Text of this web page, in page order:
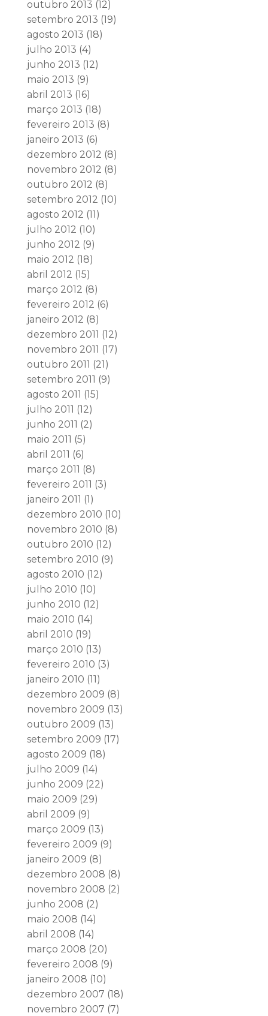
outubro 2013 (12)
setembro 2013 (19)
agosto 2013 (18)
julho 2013 (4)
junho 2013 (12)
maio 2013 (9)
abril 2013 (16)
março 2013 (18)
fevereiro 2013 (8)
janeiro 2013 (6)
dezembro 2012 (8)
novembro 2012 (8)
outubro 2012 (8)
setembro 2012 (10)
agosto 2012 (11)
julho 2012 (10)
junho 2012 (9)
maio 2012 (18)
abril 2012 (15)
março 2012 (8)
fevereiro 2012 (6)
janeiro 2012 (8)
dezembro 2011 (12)
novembro 2011 (17)
outubro 2011 (21)
setembro 2011 (9)
agosto 2011 (15)
julho 2011 (12)
junho 2011 (2)
maio 2011 (5)
abril 2011 (6)
março 2011 (8)
fevereiro 2011 (3)
janeiro 2011 (1)
dezembro 2010 (10)
novembro 2010 (8)
outubro 2010 (12)
setembro 2010 (9)
agosto 2010 (12)
julho 2010 (10)
junho 2010 (12)
maio 2010 (14)
abril 2010 (19)
março 2010 (13)
fevereiro 2010 (3)
janeiro 2010 (11)
dezembro 2009 (8)
novembro 2009 (13)
outubro 2009 (13)
setembro 2009 (17)
agosto 2009 (18)
julho 2009 (14)
junho 2009 (22)
maio 2009 (29)
abril 2009 (9)
março 2009 (13)
fevereiro 2009 (9)
janeiro 2009 (8)
dezembro 2008 (8)
novembro 2008 (2)
junho 2008 (2)
maio 2008 (14)
abril 2008 (14)
março 2008 (20)
fevereiro 2008 (9)
janeiro 2008 (10)
dezembro 2007 (18)
novembro 2007 (7)